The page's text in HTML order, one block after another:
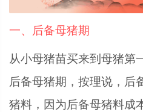
一、后备母猪期
从小母猪苗买来到母猪第
后备母猪期，按理说，后
猪料，因为后备母猪料成